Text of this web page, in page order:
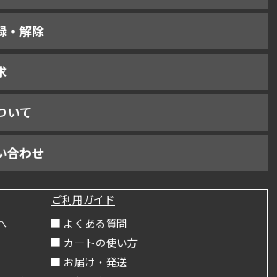
・解除
いて
合わせ
ご利用ガイド
■ よくある質問
■ カートの使い方
■ お届け・発送